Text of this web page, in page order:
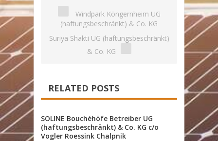
Anlagen statt
Anschaffung
Windpark Köngernheim UG
(haftungsbeschränkt) & Co. KG
Suriya Shakti UG (haftungsbeschränkt)
& Co. KG
RELATED POSTS
SOLINE Bouchéhöfe Betreiber UG
(haftungsbeschränkt) & Co. KG c/o
Vogler Roessink Chalpnik